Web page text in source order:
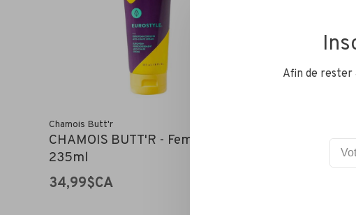
Chamois Butt'r
CHAMOIS BUTT'R - Femmes -
235ml
34,99$CA
CHAMOIS
Afin de rester